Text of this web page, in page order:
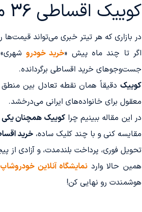
کوییک اقساطی 36 ماهه بدون ضامن؛ همین امروز اقدام کن تا جا نمونی!
در بازاری که هر تیتر خبری می‌تواند قیمت‌ها
اگر تا چند ماه پیش «خرید خودرو
جست‌وجوهای خرید اقساطی برگردانده.
کوییک دقیقاً همان نقطه تعادل بین
معقول برای خانواده‌های ایرانی می‌درخشد.
در این مقاله ببینیم چراکوییک همچنان یکی
مقایسه کنی و با چند کلیک ساده، خرید
تحویل فوری، پرداخت بلندمدت، و آزادی
همین حالا وارد نمایشگاه آنلاین خودروشاپ
هوشمندت رو نهایی کن!